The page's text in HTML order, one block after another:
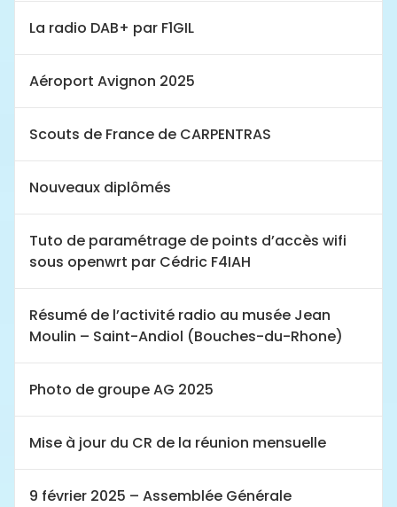
La radio DAB+ par F1GIL
Aéroport Avignon 2025
Scouts de France de CARPENTRAS
Nouveaux diplômés
Tuto de paramétrage de points d’accès wifi
sous openwrt par Cédric F4IAH
Résumé de l’activité radio au musée Jean
Moulin – Saint-Andiol (Bouches-du-Rhone)
Photo de groupe AG 2025
Mise à jour du CR de la réunion mensuelle
9 février 2025 – Assemblée Générale